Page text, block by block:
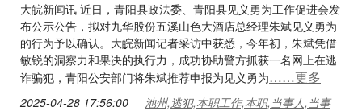
大皖新闻讯 近日，青阳县政法委、青阳县见义勇为工作促进会发
布公示公告，拟对九华股份五溪山色大酒店总经理朱斌见义勇为
的行为予以确认。大皖新闻记者采访中获悉，今年初，朱斌凭借
敏锐的洞察力和果决的执行力，成功协助警方抓获一名网上在逃
诈骗犯，青阳公安部门将朱斌推荐申报为见义勇为……更多
2025-04-28 17:56:00 池州,逃犯,本职工作,本职,当事人,当事